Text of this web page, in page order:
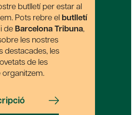
butlletí per estar al
Pots rebre el butlletí
i de Barcelona Tribuna,
les nostres
destacades, les
de les